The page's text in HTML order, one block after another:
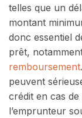
telles que un
montant
donc essentiel
prêt,
remboursement
peuvent
crédit en cas
l’emprunteur